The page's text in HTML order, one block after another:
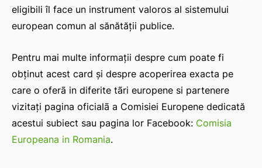
eligibili îl face un instrument valoros al sistemului
european comun al sănătății publice.
Pentru mai multe informații despre cum poate fi
obținut acest card și despre acoperirea exacta pe
care o oferã in diferite tãri europene si partenere
vizitați pagina oficialã a Comisiei Europene dedicată
acestui subiect sau pagina lor Facebook: Comisia
Europeana in Romania.